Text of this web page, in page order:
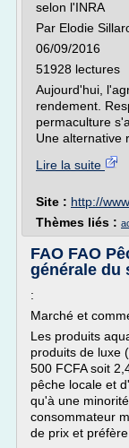
selon l'INRA
Par Elodie
06/09/2016
51928 lectures
Aujourd'hui,
rendement.
permaculture
Une alternative
Lire la suite
Site : http://
Thèmes liés :
FAO FAO
générale du
:
Marché et
Les produits
produits de luxe
500 FCFA soit
pêche locale et
qu'à une
consommateur
de prix et préfère